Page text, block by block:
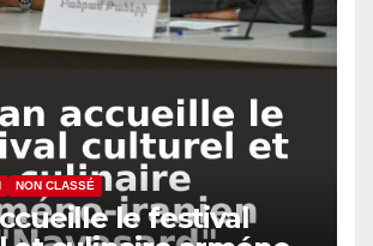
NON CLASSÉ
le festival